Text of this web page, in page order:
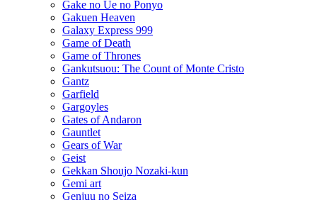
Gake no Ue no Ponyo
Gakuen Heaven
Galaxy Express 999
Game of Death
Game of Thrones
Gankutsuou: The Count of Monte Cristo
Gantz
Garfield
Gargoyles
Gates of Andaron
Gauntlet
Gears of War
Geist
Gekkan Shoujo Nozaki-kun
Gemi art
Genjuu no Seiza